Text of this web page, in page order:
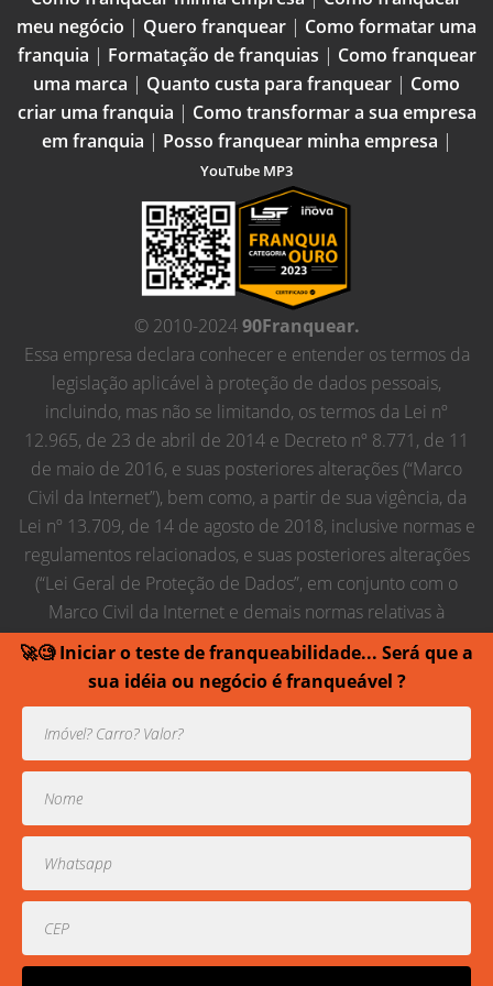
🚀🧐 Iniciar o teste de franqueabilidade... Será que a
sua idéia ou negócio é franqueável ?
meu negócio | Quero franquear | Como formatar uma
franquia | Formatação de franquias | Como franquear
uma marca | Quanto custa para franquear | Como
criar uma franquia | Como transformar a sua empresa
em franquia | Posso franquear minha empresa |
YouTube MP3
© 2010-202490Franquear.
Essa empresa declara conhecer e entender os termos da
legislação aplicável à proteção de dados pessoais,
incluindo, mas não se limitando, os termos da Lei nº
12.965, de 23 de abril de 2014 e Decreto nº 8.771, de 11
de maio de 2016, e suas posteriores alterações (“Marco
Civil da Internet”), bem como, a partir de sua vigência, da
Lei nº 13.709, de 14 de agosto de 2018, inclusive normas e
regulamentos relacionados, e suas posteriores alterações
(“Lei Geral de Proteção de Dados”, em conjunto com o
Marco Civil da Internet e demais normas relativas à
proteção de dados pessoais, “Regras de Proteção de
Dados”), obrigando-se, em conjunto com seus
empregados, colaboradores, membros estatutários,
prepostos e terceiros contratados relacionados ao
estabelecido nesta lei.
Usamos cookies para prover uma experiência melhor de
navegação.
Todos direitos reservados contra cópias ou reproduções
parciais de contéudo.